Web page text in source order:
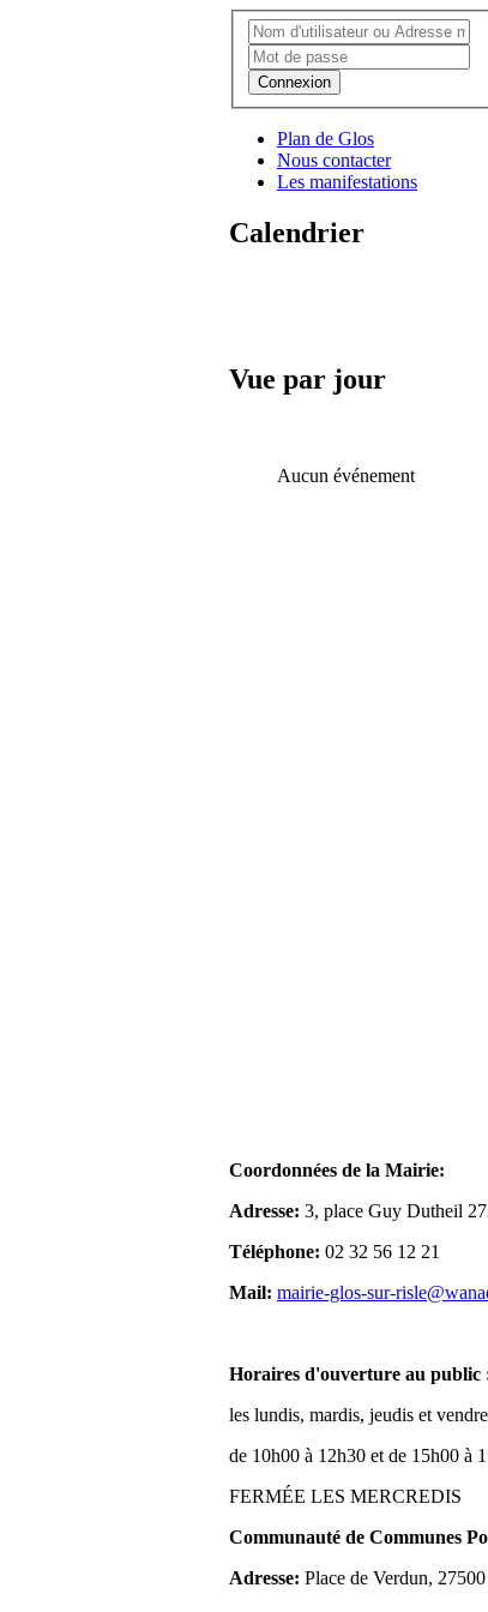
Connexion
Plan de Glos
Nous contacter
Les manifestations
Calendrier
Vue par jour
Aucun événement
Coordonnées de la Mairie:
Adresse: 3, place Guy Dutheil
Téléphone: 02 32 56 12 21
Mail: mairie-glos-sur-
Horaires d'ouverture au public
les lundis, mardis, jeudis et
de 10h00 à 12h30 et de 15h00 à
FERMÉE LES MERCREDIS
Communauté de Communes
Adresse: Place de Verdun,